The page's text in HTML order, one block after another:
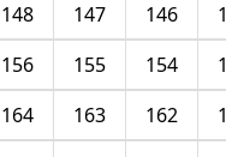
146
147
148
154
155
156
162
163
164